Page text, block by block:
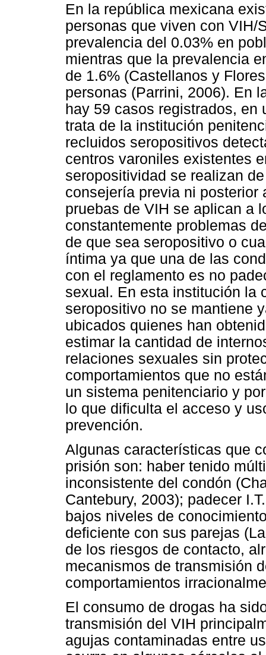
En la república mexicana
personas que viven con VIH/
prevalencia del 0.03% en
mientras que la prevalencia
de 1.6% (Castellanos y
personas (Parrini, 2006). En
hay 59 casos registrados, en
trata de la institución
recluidos seropositivos
centros varoniles existentes
seropositividad se realizan
consejería previa ni posterior
pruebas de VIH se aplican a
constantemente problemas
de que sea seropositivo o
íntima ya que una de las
con el reglamento es no
sexual. En esta institución la
seropositivo no se mantiene
ubicados quienes han
estimar la cantidad de
relaciones sexuales sin
comportamientos que no
un sistema penitenciario y
lo que dificulta el acceso y
prevención.
Algunas características que
prisión son: haber tenido
inconsistente del condón
Cantebury, 2003); padecer
bajos niveles de
deficiente con sus parejas
de los riesgos de contacto,
mecanismos de transmisión
comportamientos
El consumo de drogas ha
transmisión del VIH
agujas contaminadas entre